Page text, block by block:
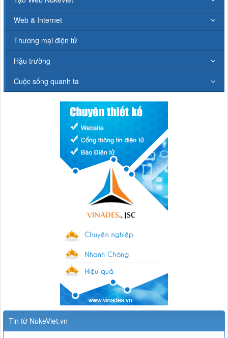
Web & Internet
Thương mại điện tử
Hậu trường
Cuộc sống quanh ta
Tin từ NukeViet.vn